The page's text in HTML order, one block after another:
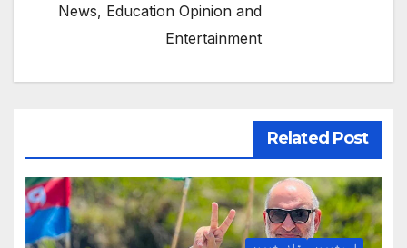
News, Education Opinion and
Entertainment
Related Post